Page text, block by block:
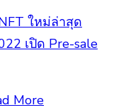
More